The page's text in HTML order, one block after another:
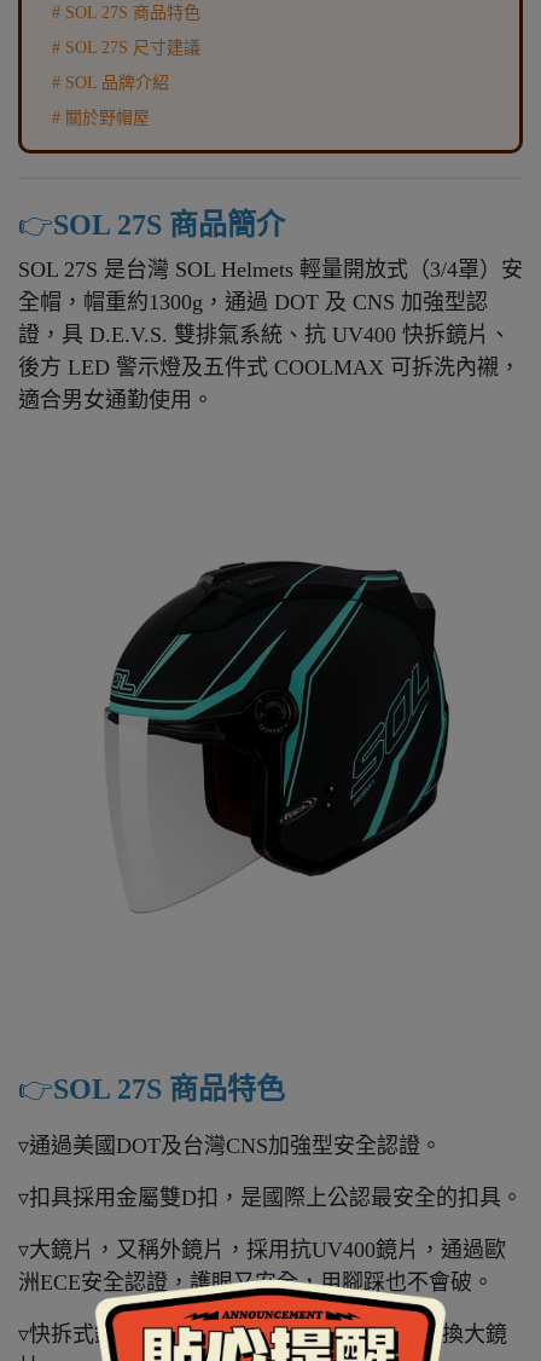
# SOL 27S 商品特色
# SOL 27S 尺寸建議
# SOL 品牌介紹
# 關於野帽屋
👉️SOL 27S 商品簡介
SOL 27S 是台灣 SOL Helmets 輕量開放式（3/4罩）安
全帽，帽重約1300g，通過 DOT 及 CNS 加強型認
證，具 D.E.V.S. 雙排氣系統、抗 UV400 快拆鏡片、
後方 LED 警示燈及五件式 COOLMAX 可拆洗內襯，
適合男女通勤使用。
👉️SOL 27S 商品特色
▿通過美國DOT及台灣CNS加強型安全認證。
▿扣具採用金屬雙D扣，是國際上公認最安全的扣具。
▿大鏡片，又稱外鏡片，採用抗UV400鏡片，通過歐
洲ECE安全認證，護眼又安全，用腳踩也不會破。
▿快拆式鏡片設計，不需任何工具即可自行更換大鏡